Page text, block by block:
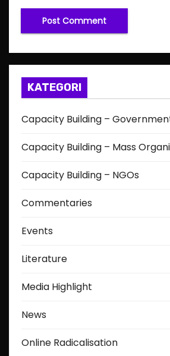
KATEGORI
Capacity Building –
Capacity Building – Mass
Capacity Building – NGOs
Commentaries
Events
Literature
Media Highlight
News
Online Radicalisation